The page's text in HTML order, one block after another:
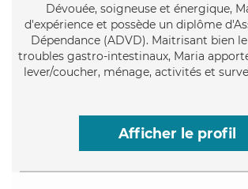
Dévouée, soigneuse et énergique,
d'expérience et possède un diplôme
Dépendance (ADVD). Maitrisant bien
troubles gastro-intestinaux, Maria
lever/coucher, ménage, activités et
Afficher le profil